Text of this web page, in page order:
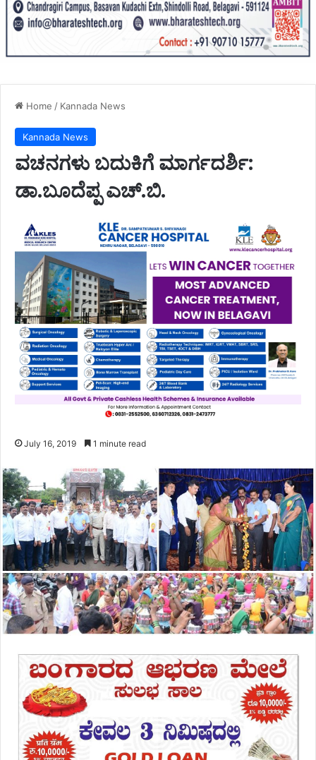
Home / Kannada News
Kannada News
ವಚನಗಳು ಬದುಕಿಗೆ ಮಾರ್ಗದರ್ಶಿ:
ಡಾ.ಬೂದೆಪ್ಪ ಎಚ್.ಬಿ.
July 16, 2019 1 minute read